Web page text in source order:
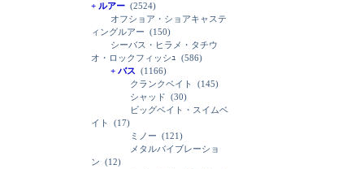
+ ルアー (2524)
オフショア・ショアキャステ
ィングルアー (150)
シーバス・ヒラメ・タチウ
オ・ロックフィッシｭ (586)
+ バス (1166)
クランクベイト
(145)
シャッド (30)
ビッグベイト・スイムベ
イト
(17)
ミノー (121)
メタルバイブレーショ
ン (12)